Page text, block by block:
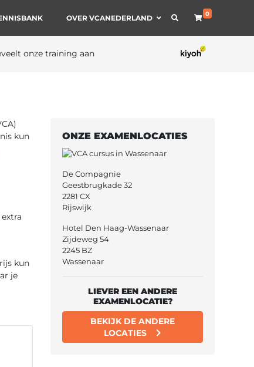
OVER VCANEDERLAND 0
onze training aan
kun
kun
je
ONZE EXAMENLOCATIES
De Compagnie
Geestbrugkade 32
2281 CX
Rijswijk
Hotel Den Haag-Wassenaar
Zijdeweg 54
2245 BZ
Wassenaar
LIEVER EEN ANDERE
EXAMENLOCATIE?
BEKIJK DE ANDERE
LOCATIES